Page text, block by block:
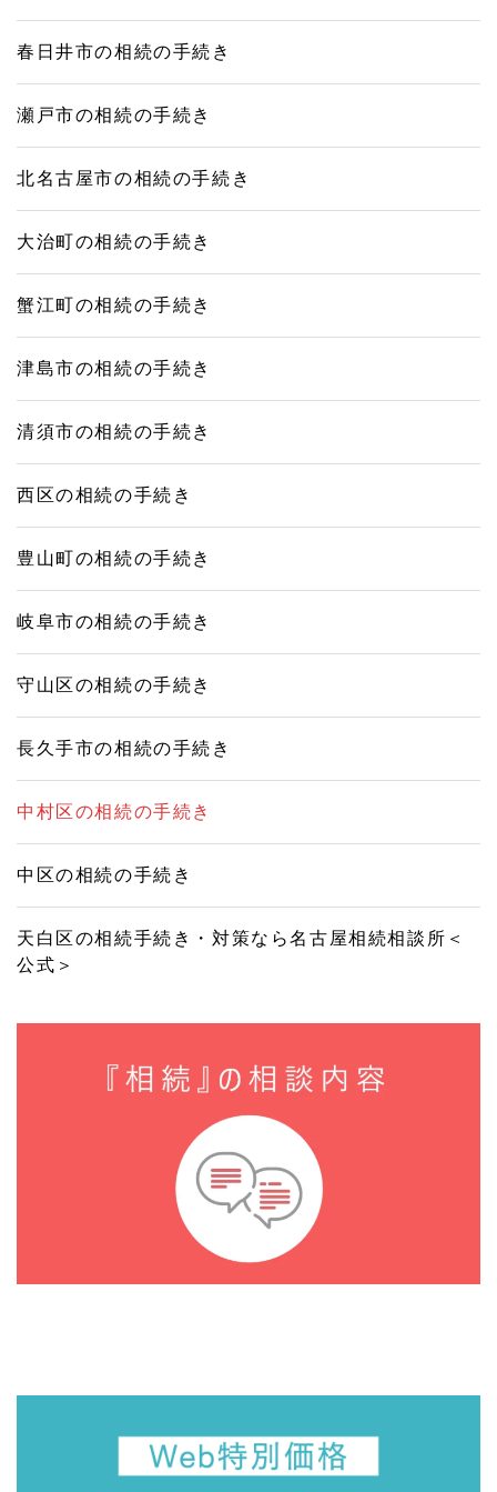
春日井市の相続の手続き
瀬戸市の相続の手続き
北名古屋市の相続の手続き
大治町の相続の手続き
蟹江町の相続の手続き
津島市の相続の手続き
清須市の相続の手続き
西区の相続の手続き
豊山町の相続の手続き
岐阜市の相続の手続き
守山区の相続の手続き
長久手市の相続の手続き
中村区の相続の手続き
中区の相続の手続き
天白区の相続手続き・対策なら名古屋相続相談所＜
公式＞